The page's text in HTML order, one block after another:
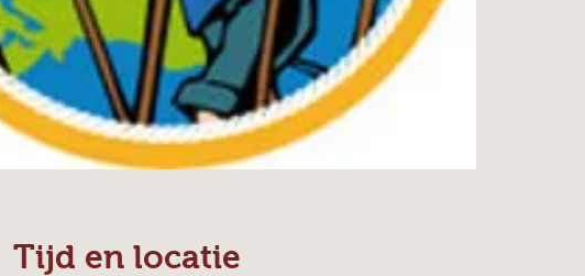
Tijd en locatie